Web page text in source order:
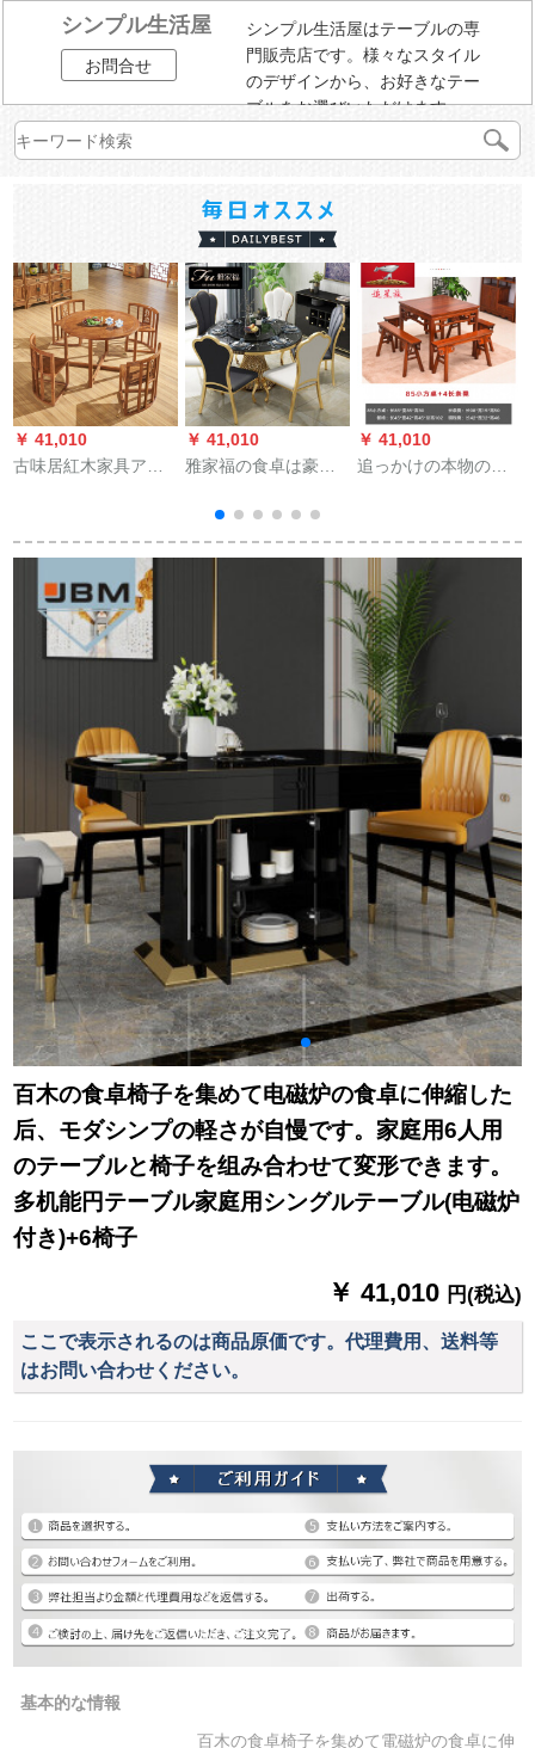
シンプル生活屋
お問合せ
シンプル生活屋はテーブルの専
門販売店です。様々なスタイル
のデザインから、お好きなテー
ブルをお選びいただけます。
￥ 41,010
古味居紅木家具アフ
国式食卓椅子セット
一テーブルの四椅子
1.1 m純木テーブルX
06テーブルの四腰掛
け【特価】
￥ 41,010
雅家福の食卓は豪華
ーブルと北欧の家具
のテーブルを組み合
ルを相談します。六
梅の食事椅子がセッ
トになっています。
￥ 41,010
追っかけの本物の木
楡木八仙テーブル、
テーブル付きテーブ
ル付きのテーブル付
きのテーブルです。
ホテル長のテーブル
は四季折々の手作り
85純木のテーブルで
す。四つのベンチが
あります。
百木の食卓椅子を集めて电磁炉の食卓に伸縮した
后、モダシンプの軽さが自慢です。家庭用6人用
のテーブルと椅子を组み合わせて変形できます。
多机能円テーブル家庭用シングルテーブル(电磁炉
付き)+6椅子
￥ 41,010 円(税込)
ここで表示されるのは商品原価です。代理費用、送料等
はお問い合わせください。
基本的な情報
百木の食卓椅子を集めて電磁炉の食卓に伸